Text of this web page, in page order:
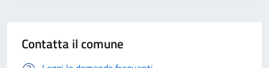
Contatta il comune